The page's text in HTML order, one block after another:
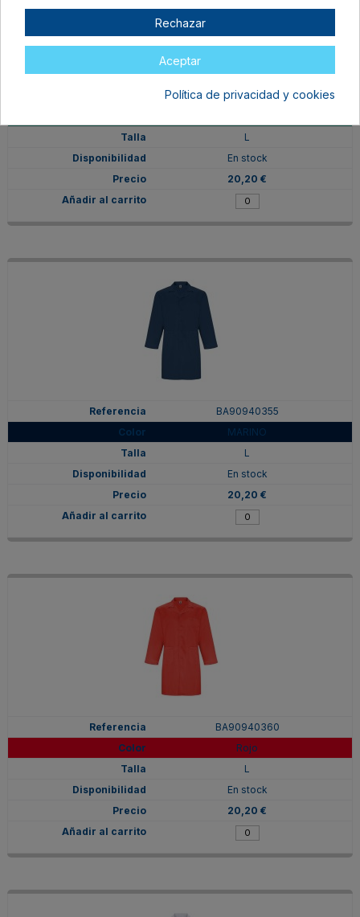
BA90940317
L
En stock
20,20 €
BA90940355
MARINO
L
En stock
20,20 €
BA90940360
Rojo
L
En stock
20,20 €
Rechazar
Aceptar
Política de privacidad y cookies